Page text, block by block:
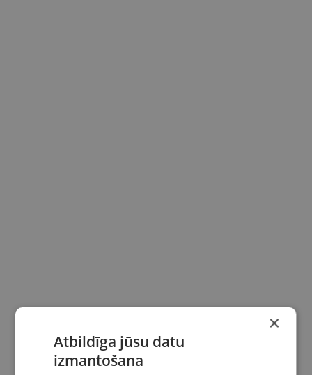
×
Atbildīga jūsu datu
izmantošana